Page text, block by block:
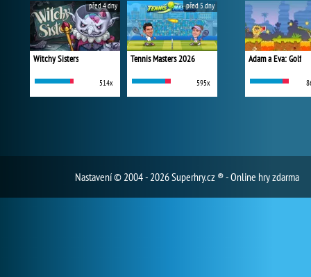
Witchy Sisters
514x
před 4 dny
Tennis Masters 2026
595x
před 5 dny
Adam a Eva: Golf
Nastavení© 2004 - 2026 Superhry.cz ® - Online hry zdarma